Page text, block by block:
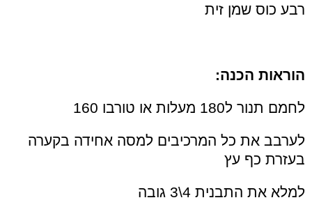
רבע כוס שמן זית
הוראות הכנה:
לחמם תנור ל180 מעלות או טורבו 160
לערבב את כל המרכיבים למסה אחידה בקערה
בעזרת כף עץ
למלא את התבנית 4\3 גובה